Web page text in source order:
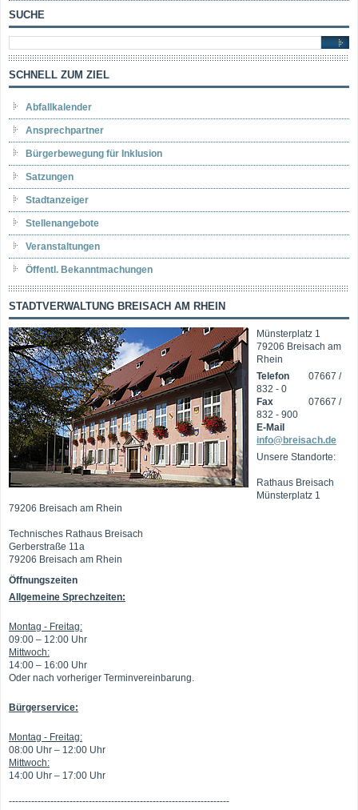
SUCHE
SCHNELL ZUM ZIEL
Abfallkalender
Ansprechpartner
Bürgerbewegung für Inklusion
Satzungen
Stadtanzeiger
Stellenangebote
Veranstaltungen
Öffentl. Bekanntmachungen
STADTVERWALTUNG BREISACH AM RHEIN
Münsterplatz 1
79206 Breisach am
Rhein
Telefon
07667 /
832 - 0
Fax
07667 /
832 - 900
E-Mail
info@breisach.de
Unsere Standorte:
Rathaus Breisach
Münsterplatz 1
79206 Breisach am Rhein
Technisches Rathaus Breisach
Gerberstraße 11a
79206 Breisach am Rhein
Öffnungszeiten
Allgemeine Sprechzeiten:
Montag - Freitag:
09:00 – 12:00 Uhr
Mittwoch:
14:00 – 16:00 Uhr
Oder nach vorheriger Terminvereinbarung.
Bürgerservice:
Montag - Freitag:
08:00 Uhr – 12:00 Uhr
Mittwoch:
14:00 Uhr – 17:00 Uhr
---------------------------------------------------------------------